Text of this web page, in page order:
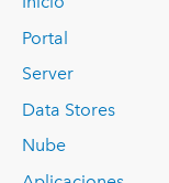
Portal
Server
Data Stores
Nube